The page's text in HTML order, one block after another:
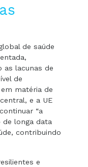
de saúde
as lacunas de
de
matéria de
e a UE
“a
longa data
contribuindo
e